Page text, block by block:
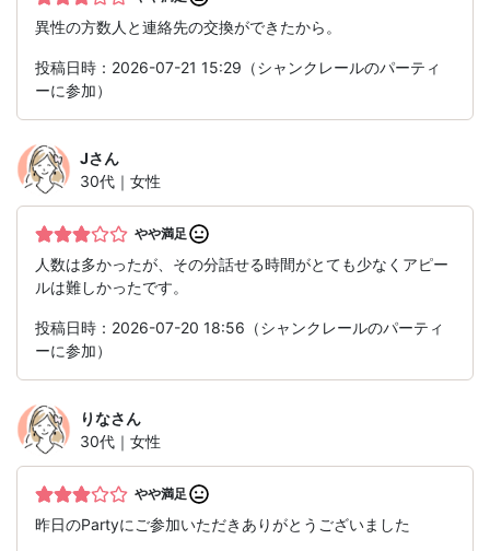
異性の方数人と連絡先の交換ができたから。
投稿日時：2026-07-21 15:29（シャンクレールのパーティ
ーに参加）
Jさん
30代｜女性
やや満足
人数は多かったが、その分話せる時間がとても少なくアピー
ルは難しかったです。
投稿日時：2026-07-20 18:56（シャンクレールのパーティ
ーに参加）
りなさん
30代｜女性
やや満足
昨日のPartyにご参加いただきありがとうございました